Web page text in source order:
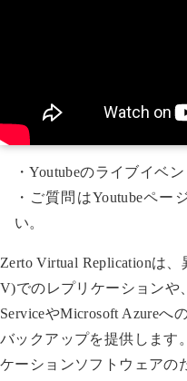
・Youtubeのライブイベ
・ご質問はYoutubeペー
い。
Zerto Virtual Replicationは
V)でのレプリケーションや
ServiceやMicrosoft Azureへ
バックアップを提供します
ケーションソフトウェアの